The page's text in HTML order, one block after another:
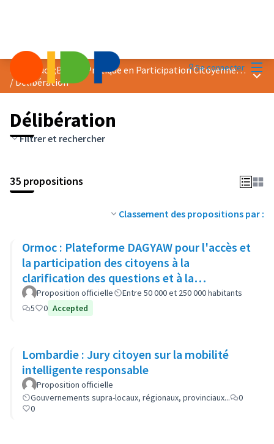
Se connecter
Prix &quot;Bonne Pratique en Participation Citoyenne&quot; 2023
/Délibération
Délibération
Filtrer et rechercher
35 propositions
Classement des propositions par :
Ormoc : Plateforme DAGYAW pour l'accès et
la participation des citoyens à la
clarification des questions et à la
recommandation d'options politiques
Proposition officielle
Entre 50 000 et 250 000 habitants
5
0 Accepted
Lombardie : Jury citoyen sur la mobilité
intelligente responsable
Proposition officielle
Gouvernements supra-locaux, régionaux, provinciaux...
0
0